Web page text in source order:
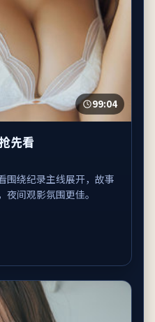
99:04
先看
围绕纪录主线展开，故事
间观影氛围更佳。